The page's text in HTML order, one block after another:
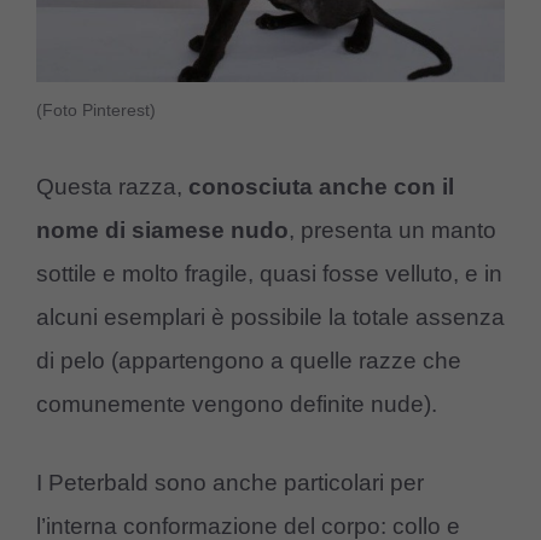
(Foto Pinterest)
Questa razza, conosciuta anche con il
nome di siamese nudo, presenta un manto
sottile e molto fragile, quasi fosse velluto, e in
alcuni esemplari è possibile la totale assenza
di pelo (appartengono a quelle razze che
comunemente vengono definite nude).
I Peterbald sono anche particolari per
l’interna conformazione del corpo: collo e